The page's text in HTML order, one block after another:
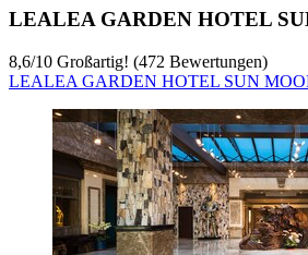
LEALEA GARDEN HOTEL
8,6/10 Großartig! (472 Bewertungen)
LEALEA GARDEN HOTEL SUN